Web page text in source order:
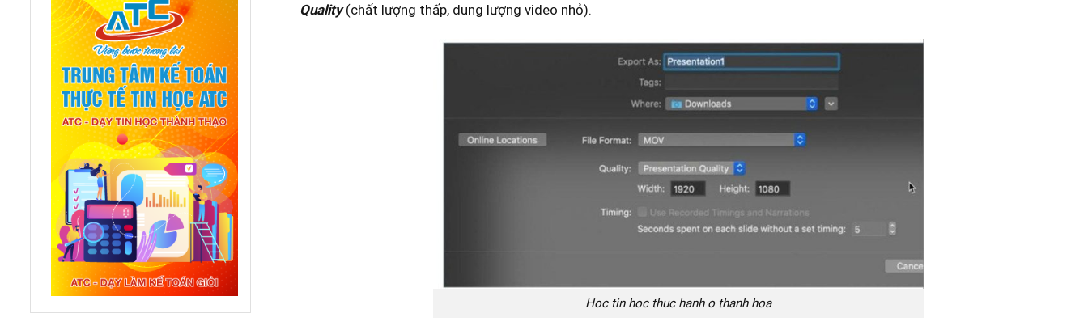
Quality(chất lượng thấp, dung lượng video nhỏ).
Hoc tin hoc thuc hanh o thanh hoa